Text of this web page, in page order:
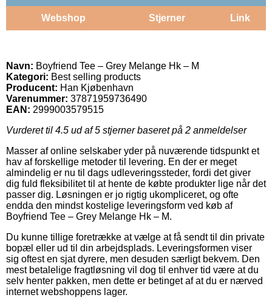
Webshop Stjerner Link
Navn: Boyfriend Tee – Grey Melange Hk – M
Kategori: Best selling products
Producent: Han Kjøbenhavn
Varenummer: 37871959736490
EAN: 2999003579515
Vurderet til 4.5 ud af 5 stjerner baseret på 2 anmeldelser
Masser af online selskaber yder på nuværende tidspunkt et
hav af forskellige metoder til levering. En der er meget
almindelig er nu til dags udleveringssteder, fordi det giver
dig fuld fleksibilitet til at hente de købte produkter lige når det
passer dig. Løsningen er jo rigtig ukompliceret, og ofte
endda den mindst kostelige leveringsform ved køb af
Boyfriend Tee – Grey Melange Hk – M.
Du kunne tillige foretrække at vælge at få sendt til din private
bopæl eller ud til din arbejdsplads. Leveringsformen viser
sig oftest en sjat dyrere, men desuden særligt bekvem. Den
mest betalelige fragtløsning vil dog til enhver tid være at du
selv henter pakken, men dette er betinget af at du er nærved
internet webshoppens lager.